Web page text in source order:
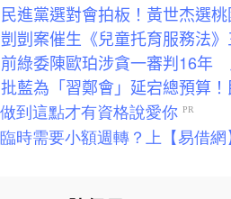
民進黨選對會拍板！黃世杰選
剴剴案催生《兒童托育服務法
前綠委陳歐珀涉貪一審判16年
批藍為「習鄭會」延宕總預算